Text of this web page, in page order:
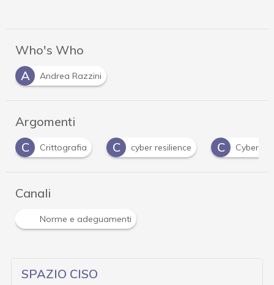
Who's Who
A
Andrea Razzini
Argomenti
C
Crittografia C cyber resilience C Cyber
Canali
Norme e adeguamenti
SPAZIO CISO